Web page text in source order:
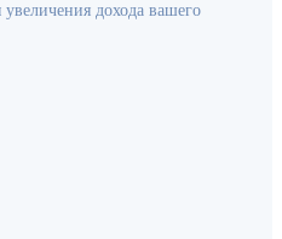
дохода вашего